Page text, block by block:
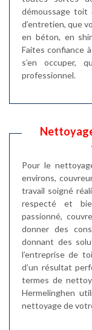
démoussage toit
d’entretien, que
en béton, en
Faites confiance
s’en occuper,
professionnel.
Pour le
environs,
travail soigné
respecté et
passionné,
donner des
donnant des
l’entreprise de
d’un résultat
termes de
Hermelinghen
nettoyage de